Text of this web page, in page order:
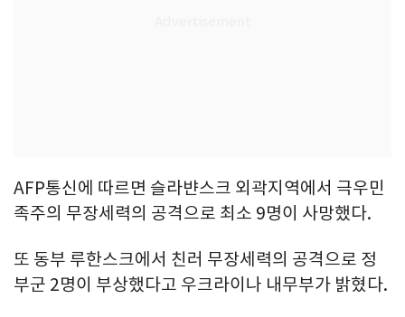
AFP통신에 따르면 슬라뱐스크 외곽지역에서 극우민
족주의 무장세력의 공격으로 최소 9명이 사망했다.
또 동부 루한스크에서 친러 무장세력의 공격으로 정
부군 2명이 부상했다고 우크라이나 내무부가 밝혔다.